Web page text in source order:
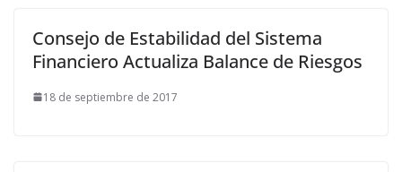
Consejo de Estabilidad del Sistema
Financiero Actualiza Balance de Riesgos
18 de septiembre de 2017